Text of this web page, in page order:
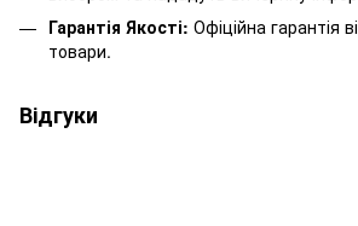
Гарантія Якості: Офіційна гарантія
товари.
Відгуки